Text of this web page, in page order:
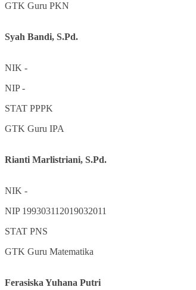
GTK Guru PKN
Syah Bandi, S.Pd.
NIK -
NIP-
STAT PPPK
GTK Guru IPA
Rianti Marlistriani, S.Pd.
NIK -
NIP 199303112019032011
STAT PNS
GTK Guru Matematika
Ferasiska Yuhana Putri